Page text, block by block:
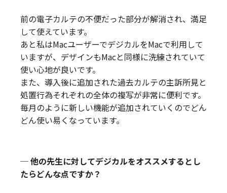
前の電子カルテの不便だった部分が解消され、満足
して使えています。
あと私はMacユーザーでデジカルをMacで利用して
いますが、デザインもMacと同様に洗練されていて
使い心地が良いです。
また、導入後に追加された過去カルテの主訴所見と
処置行為それぞれの全体の複写が非常に便利です。
毎月のように新しい機能が追加されていくのでどん
どん使い易くなっています。
─ 他の先生に対してデジカルをオススメするとし
たらどんな点ですか？